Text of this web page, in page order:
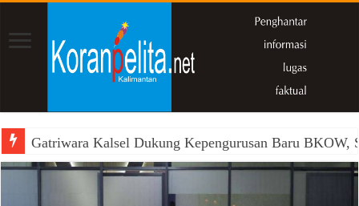
Gatriwara Kalsel Dukung Kepengurusan Baru BKOW,